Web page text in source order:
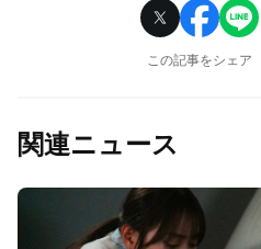
この記事をシェア
関連ニュース